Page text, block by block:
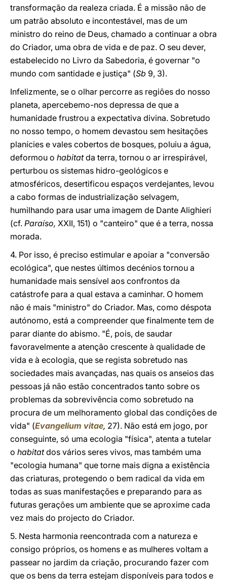
transformação da realeza criada. É a missão não de
um patrão absoluto e incontestável, mas de um
ministro do reino de Deus, chamado a continuar a obra
do Criador, uma obra de vida e de paz. O seu dever,
estabelecido no Livro da Sabedoria, é governar "o
mundo com santidade e justiça" (Sb 9, 3).
Infelizmente, se o olhar percorre as regiões do nosso
planeta, apercebemo-nos depressa de que a
humanidade frustrou a expectativa divina. Sobretudo
no nosso tempo, o homem devastou sem hesitações
planícies e vales cobertos de bosques, poluiu a água,
deformou o habitatda terra, tornou o ar irrespirável,
perturbou os sistemas hidro-geológicos e
atmosféricos, desertificou espaços verdejantes, levou
a cabo formas de industrialização selvagem,
humilhando para usar uma imagem de Dante Alighieri
(cf. Paraíso, XXII, 151) o "canteiro" que é a terra, nossa
morada.
4. Por isso, é preciso estimular e apoiar a "conversão
ecológica", que nestes últimos decénios tornou a
humanidade mais sensível aos confrontos da
catástrofe para a qual estava a caminhar. O homem
não é mais "ministro" do Criador. Mas, como déspota
autónomo, está a compreender que finalmente tem de
parar diante do abismo. "É, pois, de saudar
favoravelmente a atenção crescente à qualidade de
vida e à ecologia, que se regista sobretudo nas
sociedades mais avançadas, nas quais os anseios das
pessoas já não estão concentrados tanto sobre os
problemas da sobrevivência como sobretudo na
procura de um melhoramento global das condições de
vida" (Evangelium vitae, 27). Não está em jogo, por
conseguinte, só uma ecologia "física", atenta a tutelar
o habitatdos vários seres vivos, mas também uma
"ecologia humana" que torne mais digna a existência
das criaturas, protegendo o bem radical da vida em
todas as suas manifestações e preparando para as
futuras gerações um ambiente que se aproxime cada
vez mais do projecto do Criador.
5. Nesta harmonia reencontrada com a natureza e
consigo próprios, os homens e as mulheres voltam a
passear no jardim da criação, procurando fazer com
que os bens da terra estejam disponíveis para todos e